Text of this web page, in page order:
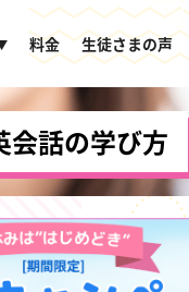
料金 生徒さまの声
会話の学び方